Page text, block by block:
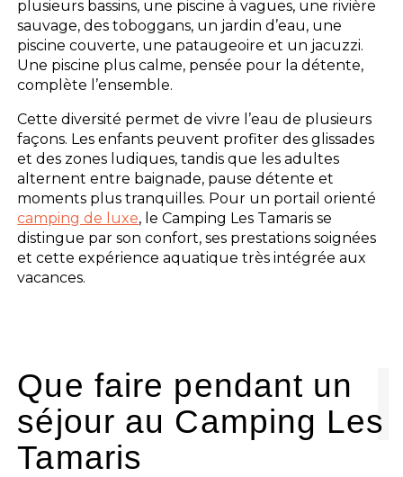
plusieurs bassins, une piscine à vagues, une rivière
sauvage, des toboggans, un jardin d’eau, une
piscine couverte, une pataugeoire et un jacuzzi.
Une piscine plus calme, pensée pour la détente,
complète l’ensemble.
Cette diversité permet de vivre l’eau de plusieurs
façons. Les enfants peuvent profiter des glissades
et des zones ludiques, tandis que les adultes
alternent entre baignade, pause détente et
moments plus tranquilles. Pour un portail orienté
camping de luxe, le Camping Les Tamaris se
distingue par son confort, ses prestations soignées
et cette expérience aquatique très intégrée aux
vacances.
Que faire pendant un
séjour au Camping Les
Tamaris